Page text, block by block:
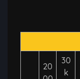
20
30
k